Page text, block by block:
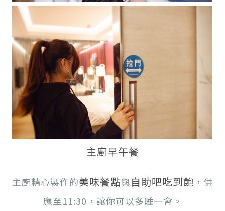
主廚早午餐
主廚精心製作的美味餐點與自助吧吃到飽 ，供
應至11:30，讓你可以多睡一會。